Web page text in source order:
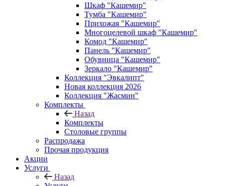
Шкаф "Кашемир"
Тумба "Кашемир"
Прихожая "Кашемир"
Многоцелевой шкаф "Кашемир"
Комод "Кашемир"
Панель "Кашемир"
Обувница "Кашемир"
Зеркало "Кашемир"
Коллекция "Эвкалипт"
Новая коллекция 2026
Коллекция "Жасмин"
Комплекты
Назад
Комплекты
Столовые группы
Распродажа
Прочая продукция
Акции
Услуги
Назад